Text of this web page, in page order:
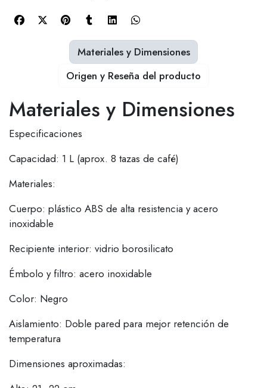
Materiales y Dimensiones
Especificaciones
Capacidad: 1 L (aprox. 8 tazas de café)
Materiales:
Cuerpo: plástico ABS de alta resistencia y acero
inoxidable
Recipiente interior: vidrio borosilicato
Émbolo y filtro: acero inoxidable
Color: Negro
Aislamiento: Doble pared para mejor retención de
temperatura
Dimensiones aproximadas:
Materiales y Dimensiones
Origen y Reseña del producto